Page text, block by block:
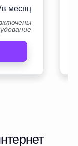
в месяц